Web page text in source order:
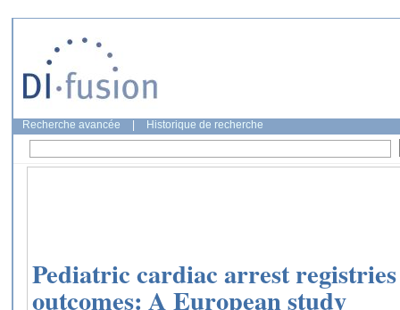
Recherche avancée Historique de recherche
Pediatric cardiac arrest
outcomes: A European study